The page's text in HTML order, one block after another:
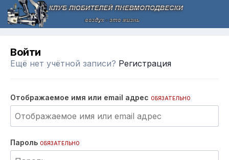
Войти
Ещё нет учётной записи? Регистрация
Отображаемое имя или email адрес ОБЯЗАТЕЛЬНО
Пароль ОБЯЗАТЕЛЬНО